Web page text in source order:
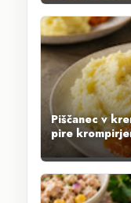
Piščanec v
pire